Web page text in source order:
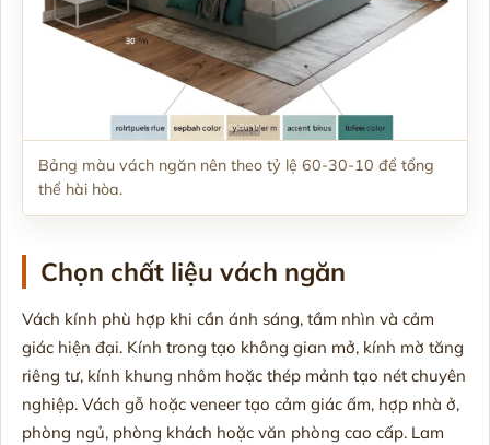
Bảng màu vách ngăn nên theo tỷ lệ 60-30-10 để tổng
thể hài hòa.
Chọn chất liệu vách ngăn
Vách kính phù hợp khi cần ánh sáng, tầm nhìn và cảm
giác hiện đại. Kính trong tạo không gian mở, kính mờ tăng
riêng tư, kính khung nhôm hoặc thép mảnh tạo nét chuyên
nghiệp. Vách gỗ hoặc veneer tạo cảm giác ấm, hợp nhà ở,
phòng ngủ, phòng khách hoặc văn phòng cao cấp. Lam